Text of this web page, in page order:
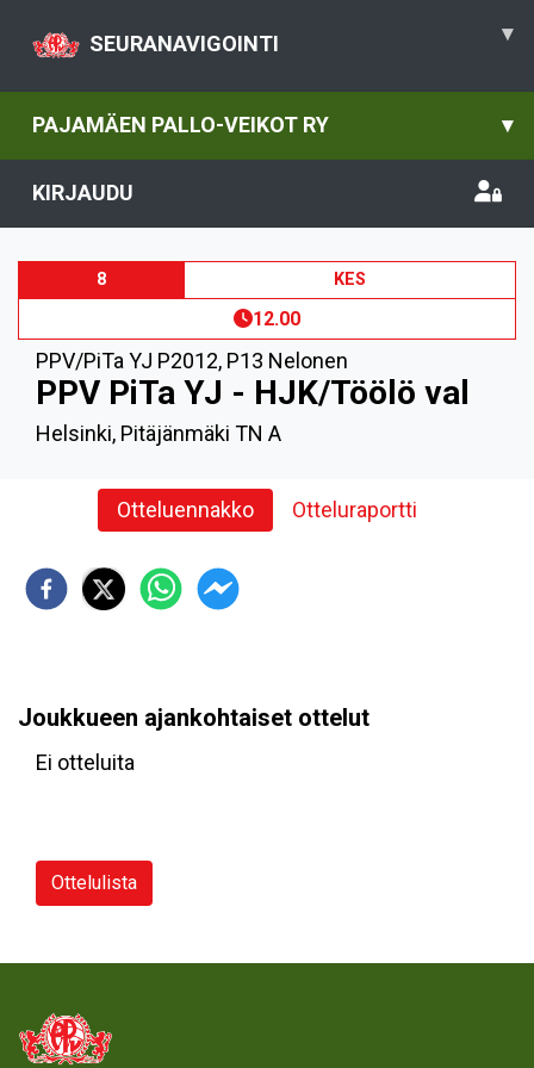
SEURANAVIGOINTI ▾
PAJAMÄEN PALLO-VEIKOT RY ▾
KIRJAUDU
8 KES
12.00
PPV/PiTa YJ P2012, P13 Nelonen
PPV PiTa YJ - HJK/Töölö val
Helsinki, Pitäjänmäki TN A
Otteluennakko Otteluraportti
Joukkueen ajankohtaiset ottelut
Ei otteluita
Ottelulista